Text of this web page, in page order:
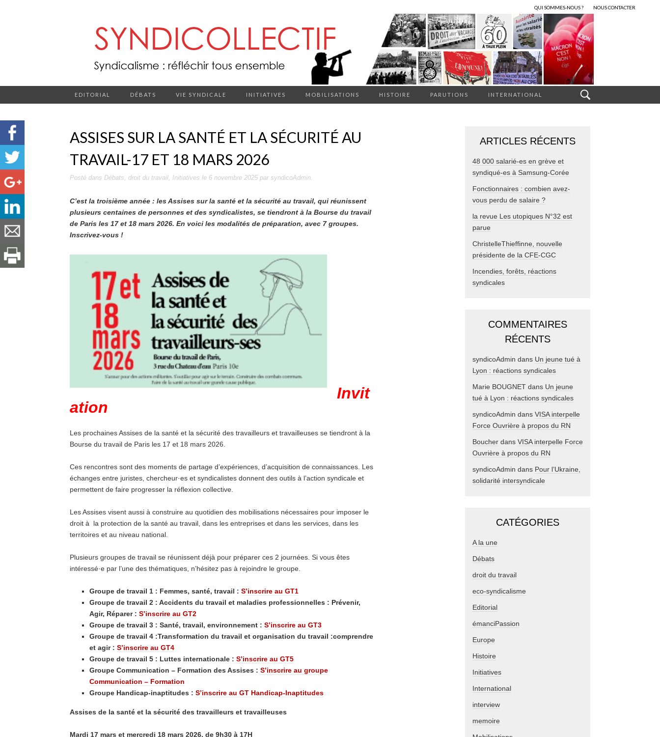
QUI SOMMES-NOUS ? NOUS CONTACTER
EDITORIAL DÉBATS VIE SYNDICALE INITIATIVES MOBILISATIONS HISTOIRE PARUTIONS INTERNATIONAL
ASSISES SUR LA SANTÉ ET LA SÉCURITÉ AU
TRAVAIL-17 ET 18 MARS 2026
Posté dans Débats, droit du travail, Initiatives le 6 novembre 2025 par syndicoAdmin.
C’est la troisième année : les Assises sur la santé et la sécurité au travail, qui réunissent
plusieurs centaines de personnes et des syndicalistes, se tiendront à la Bourse du travail
de Paris les 17 et 18 mars 2026. En voici les modalités de préparation, avec 7 groupes.
Inscrivez-vous !
Invit
ation
Les prochaines Assises de la santé et la sécurité des travailleurs et travailleuses se tiendront à la
Bourse du travail de Paris les 17 et 18 mars 2026.
Ces rencontres sont des moments de partage d’expériences, d’acquisition de connaissances. Les
échanges entre juristes, chercheur·es et syndicalistes donnent des outils à l’action syndicale et
permettent de faire progresser la réflexion collective.
Les Assises visent aussi à construire au quotidien des mobilisations nécessaires pour imposer le
droit à la protection de la santé au travail, dans les entreprises et dans les services, dans les
territoires et au niveau national.
Plusieurs groupes de travail se réunissent déjà pour préparer ces 2 journées. Si vous êtes
intéressé·e par l’une des thématiques, n’hésitez pas à rejoindre le groupe.
Groupe de travail 1 : Femmes, santé, travail : S’inscrire au GT1
Groupe de travail 2 : Accidents du travail et maladies professionnelles : Prévenir,
Agir, Réparer : S’inscrire au GT2
Groupe de travail 3 : Santé, travail, environnement : S’inscrire au GT3
Groupe de travail 4 :Transformation du travail et organisation du travail :comprendre
et agir : S’inscrire au GT4
Groupe de travail 5 : Luttes internationale : S’inscrire au GT5
Groupe Communication – Formation des Assises : S’inscrire au groupe
Communication – Formation
Groupe Handicap-inaptitudes : S’inscrire au GT Handicap-Inaptitudes
Assises de la santé et la sécurité des travailleurs et travailleuses
Mardi 17 mars et mercredi 18 mars 2026, de 9h30 à 17H
ARTICLES RÉCENTS
48 000 salarié-es en grève et
syndiqué-es à Samsung-Corée
Fonctionnaires : combien avez-
vous perdu de salaire ?
la revue Les utopiques N°32 est
parue
ChristelleThieffinne, nouvelle
présidente de la CFE-CGC
Incendies, forêts, réactions
syndicales
COMMENTAIRES
RÉCENTS
syndicoAdmin dans Un jeune tué à
Lyon : réactions syndicales
Marie BOUGNET dans Un jeune
tué à Lyon : réactions syndicales
syndicoAdmin dans VISA interpelle
Force Ouvrière à propos du RN
Boucher dans VISA interpelle Force
Ouvrière à propos du RN
syndicoAdmin dans Pour l’Ukraine,
solidarité intersyndicale
CATÉGORIES
A la une
Débats
droit du travail
eco-syndicalisme
Editorial
émanciPassion
Europe
Histoire
Initiatives
International
interview
memoire